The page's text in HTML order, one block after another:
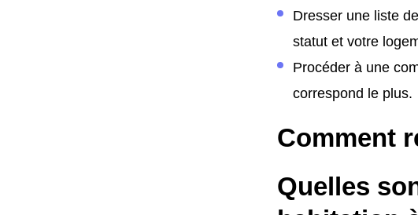
Dresser une liste
statut et votre
Procéder à une
correspond le plus.
Comment
Quelles